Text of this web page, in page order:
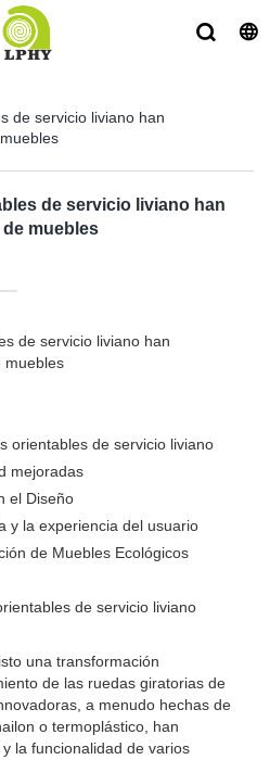
de servicio liviano han
de servicio liviano han
muebles
de servicio liviano han
muebles
orientables de servicio liviano
mejoradas
el Diseño
y la experiencia del usuario
de Muebles Ecológicos
de servicio liviano
una transformación
de las ruedas giratorias de
a menudo hechas de
o termoplástico, han
la funcionalidad de varios